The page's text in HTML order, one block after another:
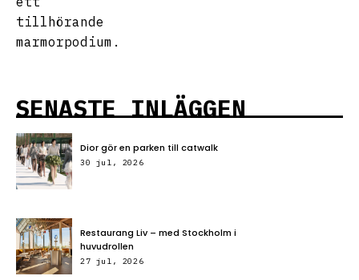
tillhörande
marmorpodium.
SENASTE INLÄGGEN
Dior gör en parken till catwalk
30 jul, 2026
Restaurang Liv – med Stockholm i
huvudrollen
27 jul, 2026